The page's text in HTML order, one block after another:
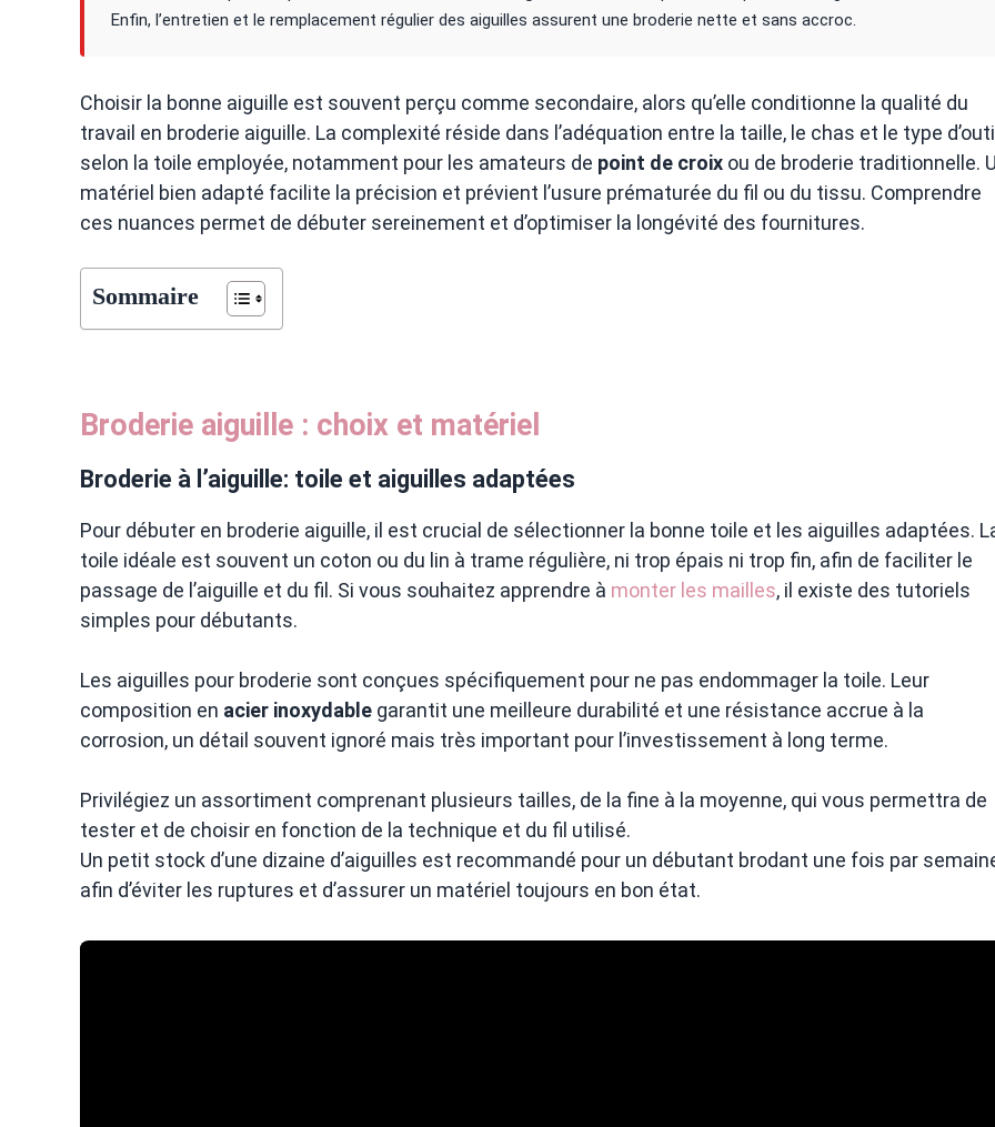
Enfin, l’entretien et le remplacement régulier des aiguilles assurent une broderie nette et sans accroc.
Choisir la bonne aiguille est souvent perçu comme secondaire, alors qu’elle conditionne la qualité du
travail en broderie aiguille. La complexité réside dans l’adéquation entre la taille, le chas et le type
selon la toile employée, notamment pour les amateurs de point de croix ou de broderie traditionnelle.
matériel bien adapté facilite la précision et prévient l’usure prématurée du fil ou du tissu. Comprendre
ces nuances permet de débuter sereinement et d’optimiser la longévité des fournitures.
Sommaire
Broderie aiguille : choix et matériel
Broderie à l’aiguille: toile et aiguilles adaptées
Pour débuter en broderie aiguille, il est crucial de sélectionner la bonne toile et les aiguilles adaptées.
toile idéale est souvent un coton ou du lin à trame régulière, ni trop épais ni trop fin, afin de faciliter le
passage de l’aiguille et du fil. Si vous souhaitez apprendre à monter les mailles, il existe des tutoriels
simples pour débutants.
Les aiguilles pour broderie sont conçues spécifiquement pour ne pas endommager la toile. Leur
composition en acier inoxydable garantit une meilleure durabilité et une résistance accrue à la
corrosion, un détail souvent ignoré mais très important pour l’investissement à long terme.
Privilégiez un assortiment comprenant plusieurs tailles, de la fine à la moyenne, qui vous permettra de
tester et de choisir en fonction de la technique et du fil utilisé.
Un petit stock d’une dizaine d’aiguilles est recommandé pour un débutant brodant une fois par
afin d’éviter les ruptures et d’assurer un matériel toujours en bon état.